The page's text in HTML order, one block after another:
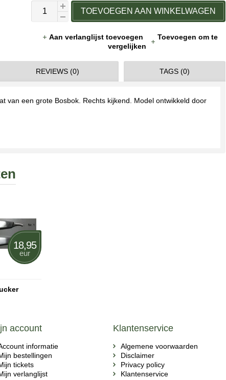
TOEVOEGEN AAN WINKELWAGEN
Aan verlanglijst toevoegen
Toevoegen om te
vergelijken
REVIEWS (0) TAGS (0)
van een grote Bosbok. Rechts kijkend. Model ontwikkeld door
18,95
eur
account
informatie
bestellingen
tickets
verlanglijst
Klantenservice
Algemene voorwaarden
Disclaimer
Privacy policy
Klantenservice